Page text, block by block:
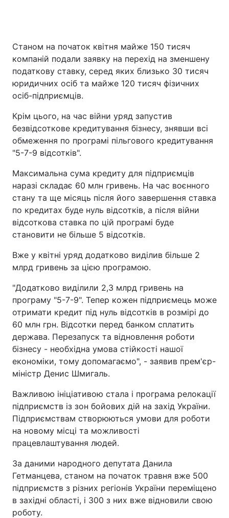
Станом на початок квітня майже 150 тисяч
компаній подали заявку на перехід на зменшену
податкову ставку, серед яких близько 30 тисяч
юридичних осіб та майже 120 тисяч фізичних
осіб-підприємців.
Крім цього, на час війни уряд запустив
безвідсоткове кредитування бізнесу, знявши всі
обмеження по програмі пільгового кредитування
"5-7-9 відсотків".
Максимальна сума кредиту для підприємців
наразі складає 60 млн гривень. На час воєнного
стану та ще місяць після його завершення ставка
по кредитах буде нуль відсотків, а після війни
відсоткова ставка по цій програмі буде
становити не більше 5 відсотків.
Вже у квітні уряд додатково виділив більше 2
млрд гривень за цією програмою.
"Додатково виділили 2,3 млрд гривень на
програму "5-7-9". Тепер кожен підприємець може
отримати кредит під нуль відсотків в розмірі до
60 млн грн. Відсотки перед банком сплатить
держава. Перезапуск та відновлення роботи
бізнесу - необхідна умова стійкості нашої
економіки, тому допомагаємо", - заявив прем'єр-
міністр Денис Шмигаль.
Важливою ініціативою стала і програма релокації
підприємств із зон бойових дій на захід України.
Підприємствам створюються умови для роботи
на новому місці та можливості
працевлаштування людей.
За даними народного депутата Данила
Гетманцева, станом на початок травня вже 500
підприємств з різних регіонів України переміщено
в західні області, і 300 з них вже відновили свою
роботу.